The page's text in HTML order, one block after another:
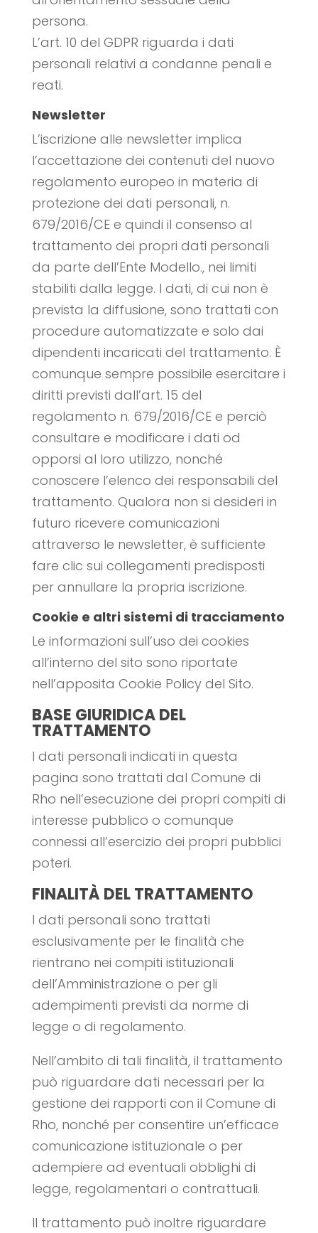
persona.
L’art. 10 del GDPR riguarda i dati
personali relativi a condanne penali e
reati.
Newsletter
L’iscrizione alle newsletter implica
l’accettazione dei contenuti del nuovo
regolamento europeo in materia di
protezione dei dati personali, n.
679/2016/CE e quindi il consenso al
trattamento dei propri dati personali
da parte dell’Ente Modello., nei limiti
stabiliti dalla legge. I dati, di cui non è
prevista la diffusione, sono trattati con
procedure automatizzate e solo dai
dipendenti incaricati del trattamento. È
comunque sempre possibile esercitare i
diritti previsti dall’art. 15 del
regolamento n. 679/2016/CE e perciò
consultare e modificare i dati od
opporsi al loro utilizzo, nonché
conoscere l’elenco dei responsabili del
trattamento. Qualora non si desideri in
futuro ricevere comunicazioni
attraverso le newsletter, è sufficiente
fare clic sui collegamenti predisposti
per annullare la propria iscrizione.
Cookie e altri sistemi di tracciamento
Le informazioni sull’uso dei cookies
all’interno del sito sono riportate
nell’apposita Cookie Policy del Sito.
BASE GIURIDICA DEL
TRATTAMENTO
I dati personali indicati in questa
pagina sono trattati dal Comune di
Rho nell’esecuzione dei propri compiti di
interesse pubblico o comunque
connessi all’esercizio dei propri pubblici
poteri.
FINALITÀ DEL TRATTAMENTO
I dati personali sono trattati
esclusivamente per le finalità che
rientrano nei compiti istituzionali
dell’Amministrazione o per gli
adempimenti previsti da norme di
legge o di regolamento.
Nell’ambito di tali finalità, il trattamento
può riguardare dati necessari per la
gestione dei rapporti con il Comune di
Rho, nonché per consentire un’efficace
comunicazione istituzionale o per
adempiere ad eventuali obblighi di
legge, regolamentari o contrattuali.
Il trattamento può inoltre riguardare